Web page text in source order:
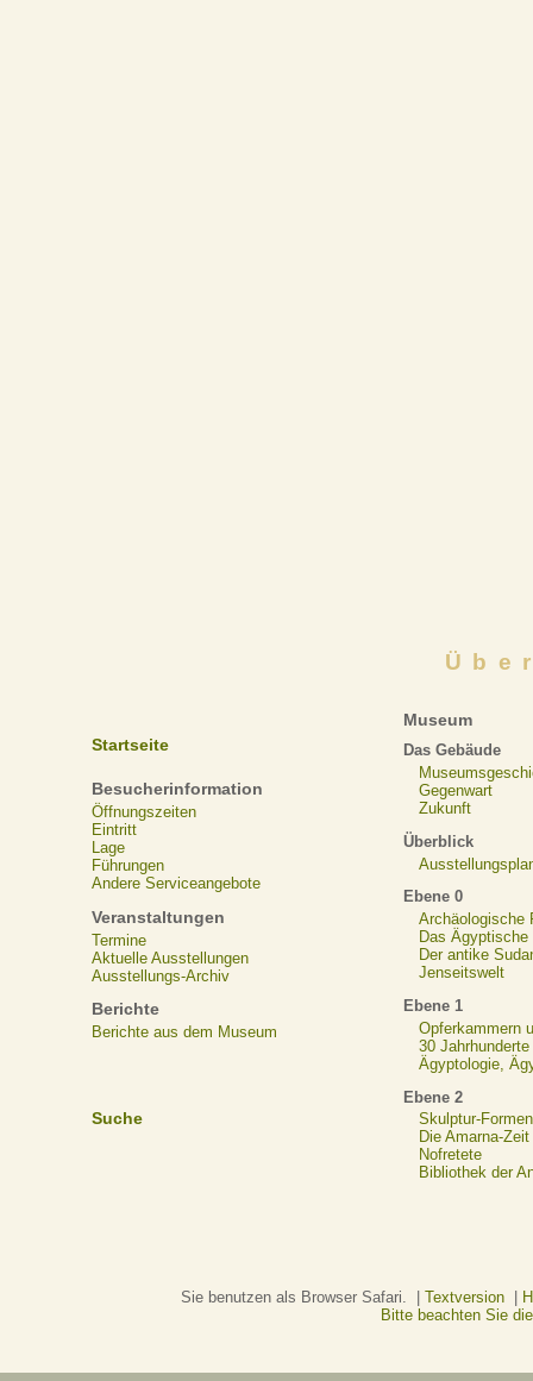
Startseite
Besucherinformation
Öffnungszeiten
Eintritt
Lage
Führungen
Andere Serviceangebote
Veranstaltungen
Termine
Aktuelle Ausstellungen
Ausstellungs-Archiv
Berichte
Berichte aus dem Museum
Suche
Museum
Das Gebäude
Gegenwart
Zukunft
Überblick
Ebene 0
Archäologische
Das Ägyptische
Der antike
Jenseitswelt
Ebene 1
Opferkammern
30
Ägyptologie,
Ebene 2
Skulptur-Formen
Die Amarna-Zeit
Nofretete
Bibliothek der
Sie benutzen als Browser Safari. | Textversion|
Bitte beachten Sie